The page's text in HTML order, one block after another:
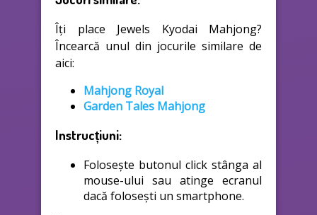
Îți place Jewels Kyodai Mahjong?
Încearcă unul din jocurile similare de
aici:
Mahjong Royal
Garden Tales Mahjong
Instrucțiuni:
Folosește butonul click stânga al
mouse-ului sau atinge ecranul
dacă folosești un smartphone.